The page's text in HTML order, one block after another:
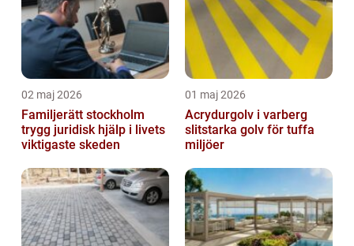
02 maj 2026
Familjerätt stockholm
trygg juridisk hjälp i livets
viktigaste skeden
01 maj 2026
Acrydurgolv i varberg
slitstarka golv för tuffa
miljöer